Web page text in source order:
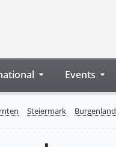
Events
Steiermark Burgenland